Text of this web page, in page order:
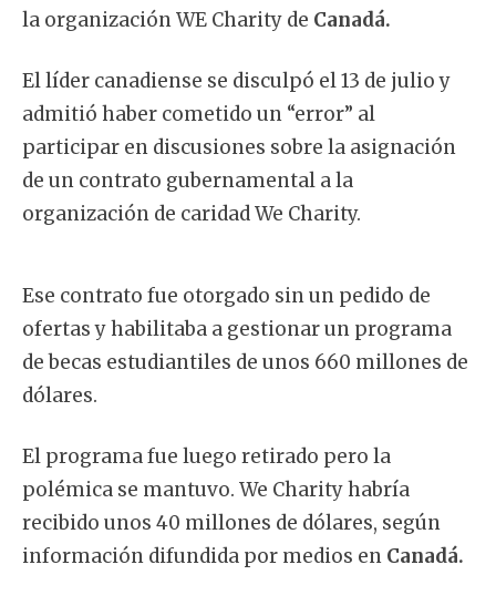
la organización WE Charity de Canadá.
El líder canadiense se disculpó el 13 de julio y
admitió haber cometido un “error” al
participar en discusiones sobre la asignación
de un contrato gubernamental a la
organización de caridad We Charity.
Ese contrato fue otorgado sin un pedido de
ofertas y habilitaba a gestionar un programa
de becas estudiantiles de unos 660 millones de
dólares.
El programa fue luego retirado pero la
polémica se mantuvo. We Charity habría
recibido unos 40 millones de dólares, según
información difundida por medios en Canadá.